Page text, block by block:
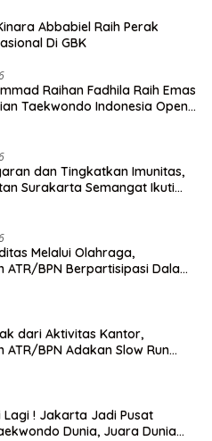
Abbabiel Raih Perak
Di GBK
Raihan Fadhila Raih Emas
Taekwondo Indonesia Open
dan Tingkatkan Imunitas,
Surakarta Semangat Ikuti
Melalui Olahraga,
ATR/BPN Berpartisipasi Dalam
dari Aktivitas Kantor,
ATR/BPN Adakan Slow Run
Lagi ! Jakarta Jadi Pusat
Dunia, Juara Dunia